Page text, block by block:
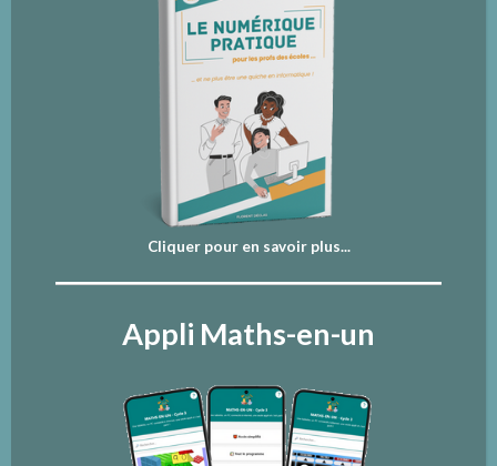
Cliquer pour en savoir plus...
Appli Maths-en-un